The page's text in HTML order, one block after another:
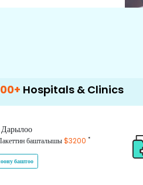
& Clinics 500+
Дарылоо
башталышы$3200 *
баштоо